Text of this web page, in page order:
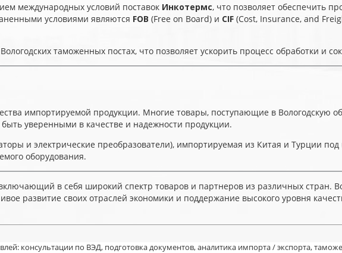
международных условий поставок Инкотермс, что позволяет обеспечить
условиями являются FOB (Free on Board) и CIF (Cost, Insurance, and
таможенных постах, что позволяет ускорить процесс обработки и
импортируемой продукции. Многие товары, поступающие в Вологодскую
уверенными в качестве и надежности продукции.
и электрические преобразователи), импортируемая из Китая и Турции
оборудования.
в себя широкий спектр товаров и партнеров из различных стран.
развитие своих отраслей экономики и поддержание высокого уровня
консультации по ВЭД, подготовка документов, аналитика импорта / экспорта,